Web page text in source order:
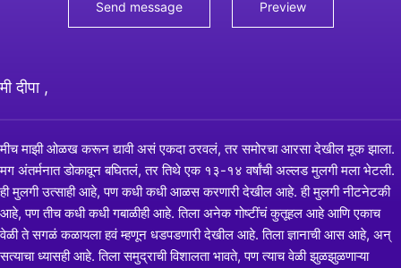
मी दीपा ,
मीच माझी ओळख करून द्यावी असं एकदा ठरवलं, तर समोरचा आरसा देखील मूक झाला.
मग अंतर्मनात डोकावून बघितलं, तर तिथे एक १३-१४ वर्षांची अल्लड मुलगी मला भेटली.
ही मुलगी उत्साही आहे, पण कधी कधी आळस करणारी देखील आहे. ही मुलगी नीटनेटकी
आहे, पण तीच कधी कधी गबाळीही आहे. तिला अनेक गोष्टींचं कुतूहल आहे आणि एकाच
वेळी ते सगळं कळायला हवं म्हणून धडपडणारी देखील आहे. तिला ज्ञानाची आस आहे, अन्
सत्याचा ध्यासही आहे. तिला समुद्राची विशालता भावते, पण त्याच वेळी झुळझुळणाऱ्या